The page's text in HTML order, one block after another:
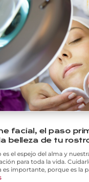
facial, el paso
belleza de tu
es el espejo del alma y
para toda la vida.
es importante, porque es la